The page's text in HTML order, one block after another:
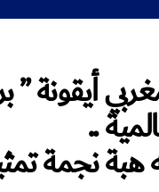
أيقونة ” بر
..
هبة نجمة